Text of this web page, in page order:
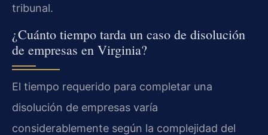
tribunal.
¿Cuánto tiempo tarda un caso de disolución
de empresas en Virginia?
El tiempo requerido para completar una
disolución de empresas varía
considerablemente según la complejidad del